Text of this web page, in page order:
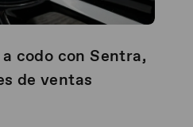
codo con Sentra,
de ventas